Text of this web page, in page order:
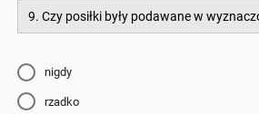
9. Czy posiłki były podawane w
nigdy
rzadko